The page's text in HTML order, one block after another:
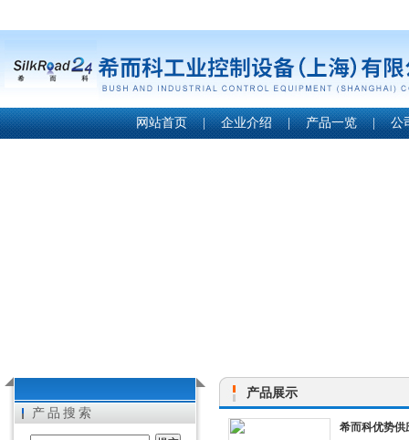
网站首页 | 企业介绍 | 产品一览 | 公
产品搜索
产品展示
希而科优势供